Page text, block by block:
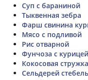
Суп с бараниной
Тыквенная зебра
Фарш свинина
Мясо с подливой
Рис отварной
Фунчоза с курицей
Кокосовая
Сельдерей стебель